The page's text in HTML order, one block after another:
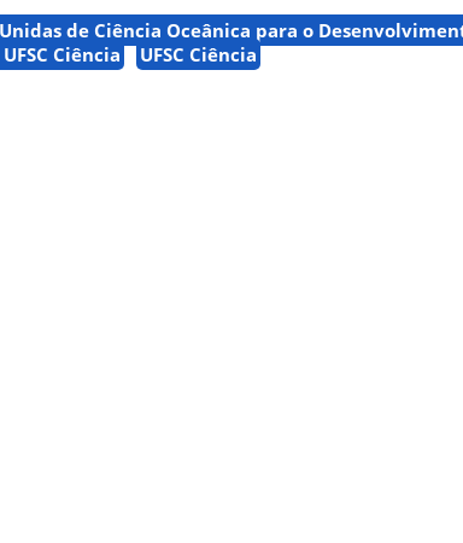
de Ciência Oceânica para o
Ciência UFSC Ciência